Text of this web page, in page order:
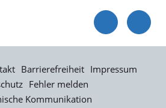
Barrierefreiheit Impressum
Fehler melden
Kommunikation